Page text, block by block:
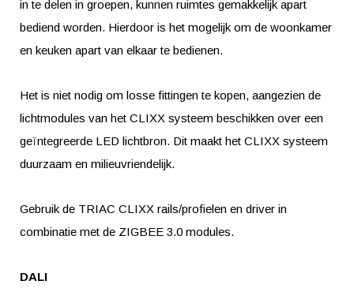
in te delen in groepen, kunnen ruimtes gemakkelijk apart
bediend worden. Hierdoor is het mogelijk om de woonkamer
en keuken apart van elkaar te bedienen.
Het is niet nodig om losse fittingen te kopen, aangezien de
lichtmodules van het CLIXX systeem beschikken over een
geïntegreerde LED lichtbron. Dit maakt het CLIXX systeem
duurzaam en milieuvriendelijk.
Gebruik de TRIAC CLIXX rails/profielen en driver in
combinatie met de ZIGBEE 3.0 modules.
DALI